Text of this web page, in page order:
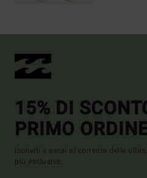
15% DI
PRIMO
Iscriviti e sarai al corrente delle
più esclusive.